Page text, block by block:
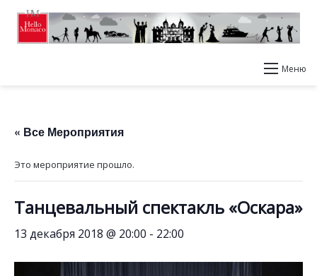
Меню
« Все Мероприятия
Это мероприятие прошло.
Танцевальный спектакль «Оскара»
13 декабря 2018 @ 20:00 - 22:00